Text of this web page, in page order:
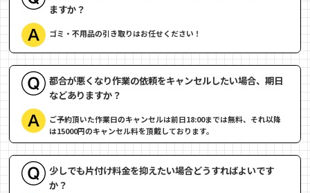
ますか？
ゴミ・不用品の引き取りはお任せください！
都合が悪くなり作業の依頼をキャンセルしたい場合、期日
などありますか？
ご予約頂いた作業日のキャンセルは前日18:00までは無料、それ以降
は15000円のキャンセル料を頂戴しております。
少しでも片付け料金を抑えたい場合どうすればよいです
か？